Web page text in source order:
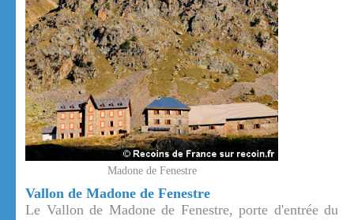
Madone de Fenestre
Vallon de Madone de Fenestre
Le Vallon de Madone de Fenestre, porte d'entrée du